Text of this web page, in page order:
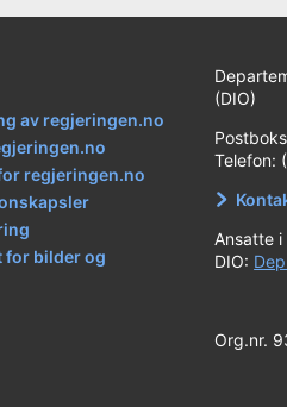
av regjeringen.no
regjeringen.no
for bilder og
(DIO)
Telefon:
Ansatte
DIO:
Org.nr.